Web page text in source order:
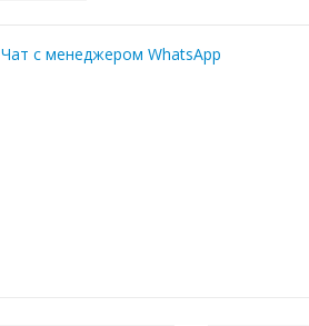
Чат с менеджером WhatsApp